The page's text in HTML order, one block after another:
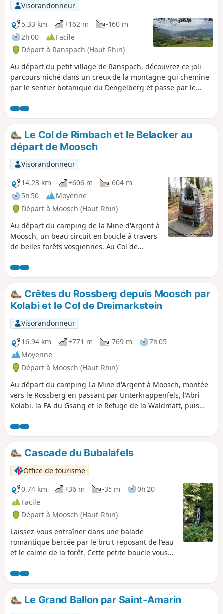
Visorandonneur
5,33 km
+162 m
-160 m
2h 00
Facile
Départ à Ranspach (Haut-Rhin)
Au départ du petit village de Ranspach, découvrez ce joli
parcours niché dans un creux de la montagne qui chemine
par le sentier botanique du Dengelberg et passe par le
leurs magnifiques panoramas.
Le Col de Rimbach et le Belacker au
départ de Moosch
Visorandonneur
14,23 km
+606 m
-604 m
5h 50
Moyenne
Départ à Moosch (Haut-Rhin)
Au départ du camping de la Mine d'Argent à
Moosch, un beau circuit en boucle à travers
de belles forêts vosgiennes. Au Col de
Masevaux et la chaîne du Ballon d'Alsace. Au
Belacker, un beau panorama sur le Massif
du Grand Ballon et belle vue sur la Plaine
d'Alsace.Crêtes du Rossberg depuis Moosch par
Kolabi et le Col de Dreimarkstein
Visorandonneur
16,94 km
+771 m -769 m
7h 05
Moyenne
Départ à Moosch (Haut-Rhin)
Au départ du camping La Mine d'Argent à Moosch, montée
vers le Rossberg en passant par Unterkrappenfels, l'Abri
Kolabi, la FA du Gsang et le Refuge de la Waldmatt, puis
sommets vosgiens proches, sur Vogelstein et sur la Réserve
Naturelle de la Forêt des Volcans de Wegscheid puis retour
par la Ferme-Auberge du Belacker et le Col du
Dreimarkstein.
Cascade du Bubalafels
Office de tourisme
0,74 km
+36 m -35 m
0h 20
Facile
Départ à Moosch (Haut-Rhin)
Laissez-vous entraîner dans une balade
romantique bercée par le bruit reposant de l’eau
et le calme de la forêt. Cette petite boucle vous
locale. Prenez le temps de la découverte. Bancs
et points de vue ponctuent le parcours.
Le Grand Ballon par Saint-Amarin